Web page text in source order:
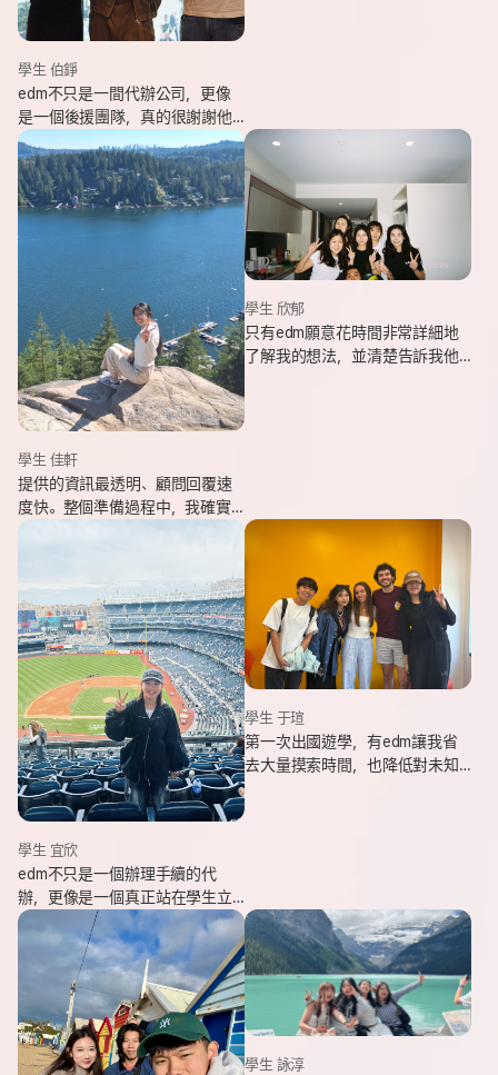
學生 伯錚
edm不只是一間代辦公司，更像
是一個後援團隊，真的很謝謝他
們的幫忙，讓我能安心出發，去
追逐我一直想完成的留遊學夢
想。
學生 佳軒
提供的資訊最透明、顧問回覆速
度快。整個準備過程中，我確實
也感受到edm的用心與專業。抵
學生 欣郁
只有edm願意花時間非常詳細地
了解我的想法，並清楚告訴我他
學生 宜欣
edm不只是一個辦理手續的代
辦，更像是一個真正站在學生立
場、陪伴並支持你完成留遊學夢
想的夥伴。這也是我會想推薦
edm的原因。
學生 于瑄
第一次出國遊學，有edm讓我省
去大量摸索時間，也降低對未知
學生 詠淳